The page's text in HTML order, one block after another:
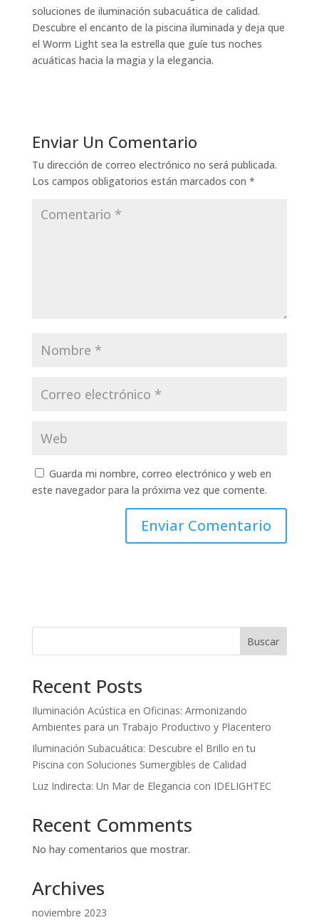
soluciones de iluminación subacuática de calidad.
Descubre el encanto de la piscina iluminada y deja que
el Worm Light sea la estrella que guíe tus noches
acuáticas hacia la magia y la elegancia.
Enviar Un Comentario
Tu dirección de correo electrónico no será publicada.
Los campos obligatorios están marcados con *
Guarda mi nombre, correo electrónico y web en
este navegador para la próxima vez que comente.
Buscar
Recent Posts
Iluminación Acústica en Oficinas: Armonizando
Ambientes para un Trabajo Productivo y Placentero
Iluminación Subacuática: Descubre el Brillo en tu
Piscina con Soluciones Sumergibles de Calidad
Luz Indirecta: Un Mar de Elegancia con IDELIGHTEC
Recent Comments
No hay comentarios que mostrar.
Archives
noviembre 2023